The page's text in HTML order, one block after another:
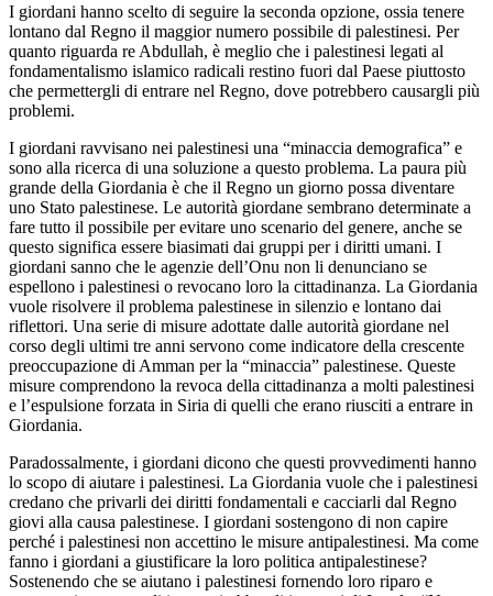
I giordani hanno scelto di seguire la seconda opzione, ossia tenere
lontano dal Regno il maggior numero possibile di palestinesi. Per
quanto riguarda re Abdullah, è meglio che i palestinesi legati al
fondamentalismo islamico radicali restino fuori dal Paese piuttosto
che permettergli di entrare nel Regno, dove potrebbero causargli più
problemi.
I giordani ravvisano nei palestinesi una “minaccia demografica” e
sono alla ricerca di una soluzione a questo problema. La paura più
grande della Giordania è che il Regno un giorno possa diventare
uno Stato palestinese. Le autorità giordane sembrano determinate a
fare tutto il possibile per evitare uno scenario del genere, anche se
questo significa essere biasimati dai gruppi per i diritti umani. I
giordani sanno che le agenzie dell’Onu non li denunciano se
espellono i palestinesi o revocano loro la cittadinanza. La Giordania
vuole risolvere il problema palestinese in silenzio e lontano dai
riflettori. Una serie di misure adottate dalle autorità giordane nel
corso degli ultimi tre anni servono come indicatore della crescente
preoccupazione di Amman per la “minaccia” palestinese. Queste
misure comprendono la revoca della cittadinanza a molti palestinesi
e l’espulsione forzata in Siria di quelli che erano riusciti a entrare in
Giordania.
Paradossalmente, i giordani dicono che questi provvedimenti hanno
lo scopo di aiutare i palestinesi. La Giordania vuole che i palestinesi
credano che privarli dei diritti fondamentali e cacciarli dal Regno
giovi alla causa palestinese. I giordani sostengono di non capire
perché i palestinesi non accettino le misure antipalestinesi. Ma come
fanno i giordani a giustificare la loro politica antipalestinese?
Sostenendo che se aiutano i palestinesi fornendo loro riparo e